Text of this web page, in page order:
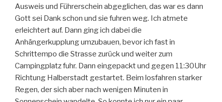
Ausweis und Führerschein abgeglichen, das war es dann
Gott sei Dank schon und sie fuhren weg. Ich atmete
erleichtert auf. Dann ging ich dabei die
Anhängerkupplung umzubauen, bevor ich fast in
Schrittempo die Strasse zurück und weiter zum
Campingplatz fuhr. Dann eingepackt und gegen 11:30Uhr
Richtung Halberstadt gestartet. Beim losfahren starker
Regen, der sich aber nach wenigen Minuten in